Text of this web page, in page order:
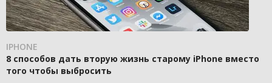
IPHONE
8 способов дать вторую жизнь старому iPhone вместо
того чтобы выбросить